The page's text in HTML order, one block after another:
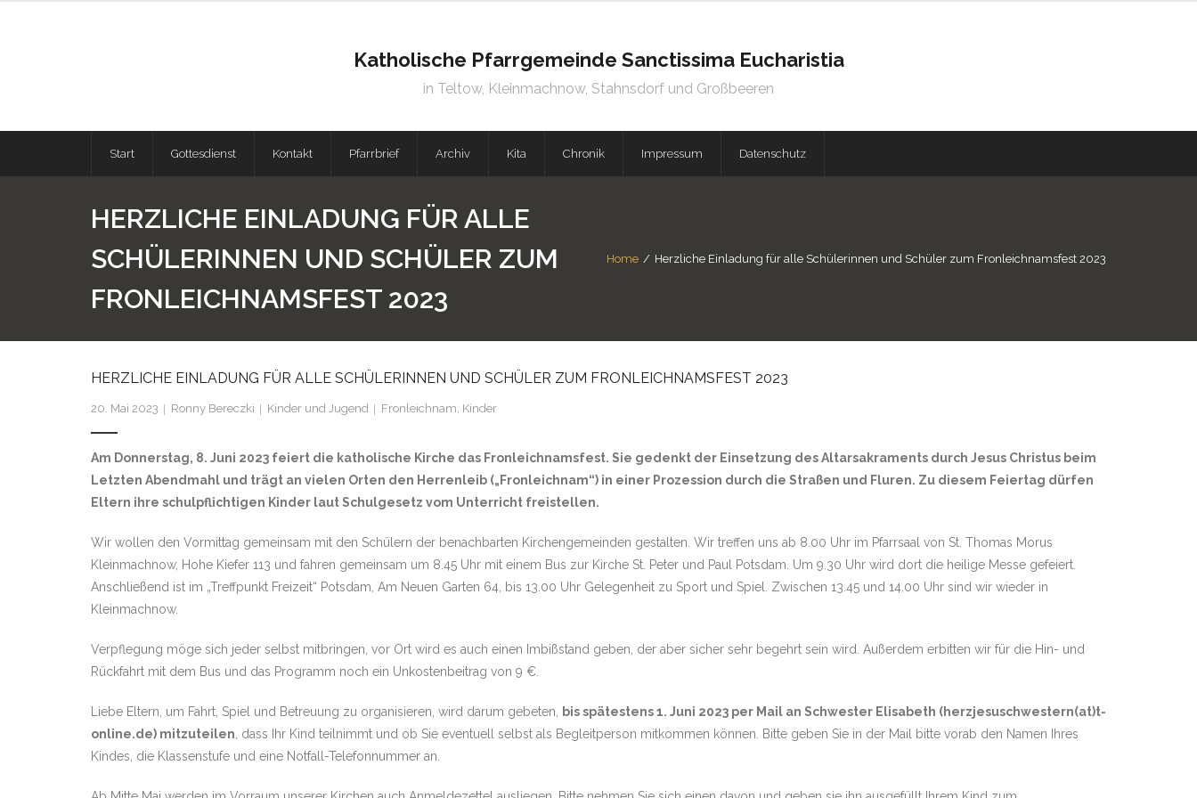
Katholische Pfarrgemeinde Sanctissima Eucharistia
in Teltow, Kleinmachnow, Stahnsdorf und Großbeeren
Start Gottesdienst Kontakt Pfarrbrief Archiv Kita Chronik Impressum Datenschutz
HERZLICHE EINLADUNG FÜR ALLE
SCHÜLERINNEN UND SCHÜLER ZUM
FRONLEICHNAMSFEST 2023
Home / Herzliche Einladung für alle Schülerinnen und Schüler zum Fronleichnamsfest 2023
HERZLICHE EINLADUNG FÜR ALLE SCHÜLERINNEN UND SCHÜLER ZUM FRONLEICHNAMSFEST 2023
20. Mai 2023 Ronny Bereczki Kinder und Jugend Fronleichnam, Kinder
Am Donnerstag, 8. Juni 2023 feiert die katholische Kirche das Fronleichnamsfest. Sie gedenkt der Einsetzung des Altarsakraments durch Jesus Christus beim
Letzten Abendmahl und trägt an vielen Orten den Herrenleib („Fronleichnam“) in einer Prozession durch die Straßen und Fluren. Zu diesem Feiertag dürfen
Eltern ihre schulpflichtigen Kinder laut Schulgesetz vom Unterricht freistellen.
Wir wollen den Vormittag gemeinsam mit den Schülern der benachbarten Kirchengemeinden gestalten. Wir treffen uns ab 8.00 Uhr im Pfarrsaal von St. Thomas Morus
Kleinmachnow, Hohe Kiefer 113 und fahren gemeinsam um 8.45 Uhr mit einem Bus zur Kirche St. Peter und Paul Potsdam. Um 9.30 Uhr wird dort die heilige Messe gefeiert.
Anschließend ist im „Treffpunkt Freizeit“ Potsdam, Am Neuen Garten 64, bis 13.00 Uhr Gelegenheit zu Sport und Spiel. Zwischen 13.45 und 14.00 Uhr sind wir wieder in
Kleinmachnow.
Verpflegung möge sich jeder selbst mitbringen, vor Ort wird es auch einen Imbißstand geben, der aber sicher sehr begehrt sein wird. Außerdem erbitten wir für die Hin- und
Rückfahrt mit dem Bus und das Programm noch ein Unkostenbeitrag von 9 €.
Liebe Eltern, um Fahrt, Spiel und Betreuung zu organisieren, wird darum gebeten,
bis spätestens 1. Juni 2023 per Mail an Schwester Elisabeth (herzjesuschwestern(at)t-
online.de) mitzuteilen , dass Ihr Kind teilnimmt und ob Sie eventuell selbst als Begleitperson mitkommen können. Bitte geben Sie in der Mail bitte vorab den Namen Ihres
Kindes, die Klassenstufe und eine Notfall-Telefonnummer an.